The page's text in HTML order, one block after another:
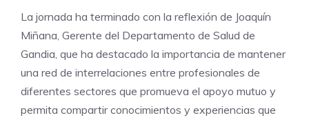
La jornada ha terminado con la reflexión de Joaquín
Miñana, Gerente del Departamento de Salud de
Gandia, que ha destacado la importancia de mantener
una red de interrelaciones entre profesionales de
diferentes sectores que promueva el apoyo mutuo y
permita compartir conocimientos y experiencias que